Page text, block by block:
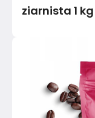
ziarnista 1 kg